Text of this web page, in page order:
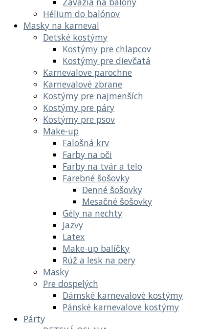
Hélium do balónov
Masky na karneval
Detské kostýmy
Kostýmy pre chlapcov
Kostýmy pre dievčatá
Karnevalove parochne
Karnevalové zbrane
Kostýmy pre najmenších
Kostýmy pre páry
Kostýmy pre psov
Make-up
Falošná krv
Farby na oči
Farby na tvár a telo
Farebné šošovky
Denné šošovky
Mesačné šošovky
Gély na nechty
Jazvy
Latex
Make-up balíčky
Rúž a lesk na pery
Masky
Pre dospelých
Dámské karnevalové kostýmy
Pánské karnevalove kostýmy
Párty